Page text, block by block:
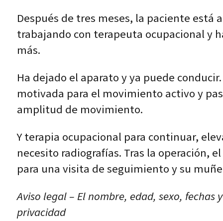
Después de tres meses, la paciente
trabajando con terapeuta ocupacional y
más.
Ha dejado el aparato y ya puede
motivada para el movimiento activo y
amplitud de movimiento.
Y terapia ocupacional para continuar,
necesito radiografías. Tras la operación,
para una visita de seguimiento y su
Aviso legal – El nombre, edad, sexo,
privacidad